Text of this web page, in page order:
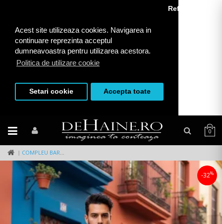
Acest site utilizeaza cookies. Navigarea in
continuare reprezinta acceptul
dumneavoastra pentru utilizarea acestora.
Politica de utilizare cookie
Refuza toate
Setari cookie Accepta toate
0
COMPLEU BARBATI VESTA + PANTALONI B4010 120-4
-32%